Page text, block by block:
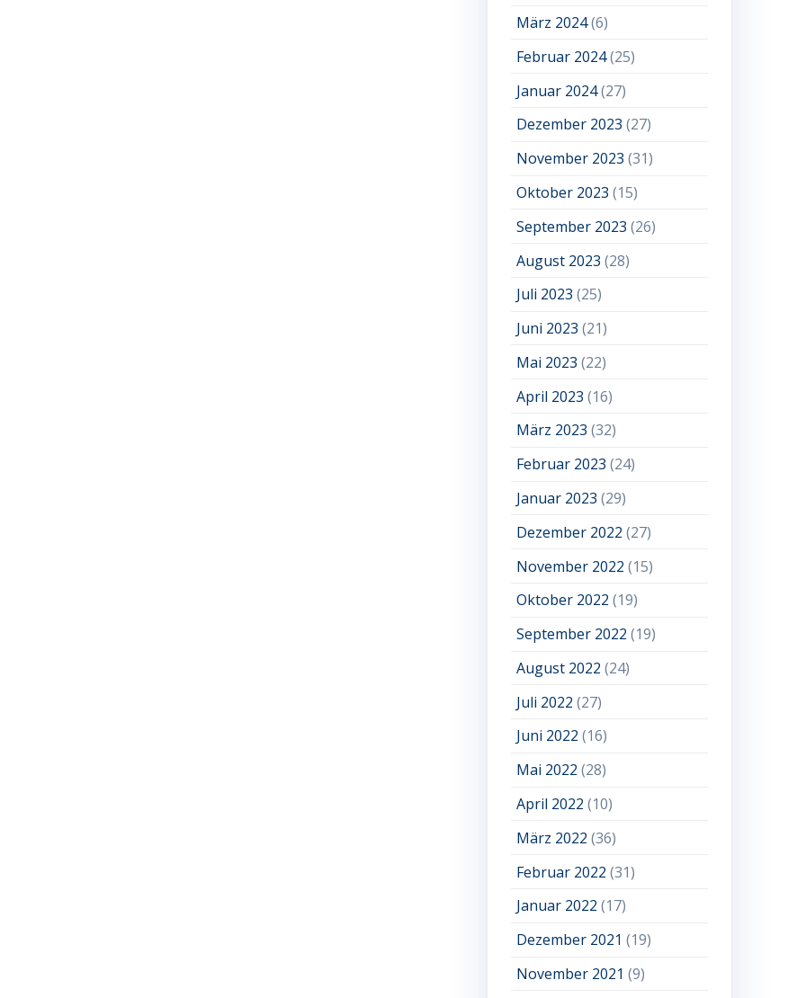
März 2024(6)
Februar 2024(25)
Januar 2024(27)
Dezember 2023 (27)
November 2023 (31)
Oktober 2023 (15)
September 2023 (26)
August 2023 (28)
Juli 2023 (25)
Juni 2023 (21)
Mai 2023 (22)
April 2023 (16)
März 2023 (32)
Februar 2023 (24)
Januar 2023 (29)
Dezember 2022 (27)
November 2022 (15)
Oktober 2022 (19)
September 2022 (19)
August 2022 (24)
Juli 2022 (27)
Juni 2022 (16)
Mai 2022 (28)
April 2022 (10)
März 2022 (36)
Februar 2022 (31)
Januar 2022 (17)
Dezember 2021 (19)
November 2021 (9)